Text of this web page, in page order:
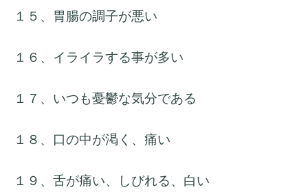
１５、胃腸の調子が悪い
１６、イライラする事が多い
１７、いつも憂鬱な気分である
１８、口の中が渇く、痛い
１９、舌が痛い、しびれる、白い